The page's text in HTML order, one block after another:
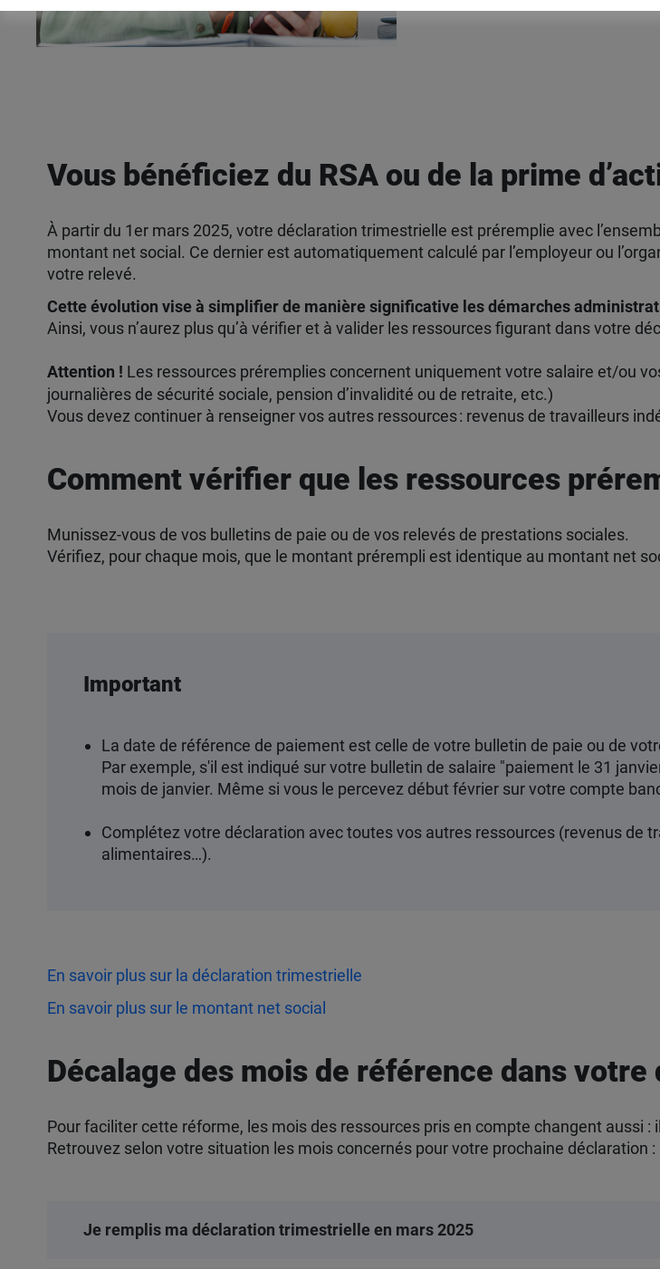
Vous bénéficiez du RSA ou de la prime
À partir du 1er mars 2025, votre déclaration trimestrielle est préremplie avec
montant net social. Ce dernier est automatiquement calculé par l’employeur ou
votre relevé.
Cette évolution vise à simplifier de manière significative les démarches
Ainsi, vous n’aurez plus qu’à vérifier et à valider les ressources figurant dans votre
Attention ! Les ressources préremplies concernent uniquement votre salaire et/ou
journalières de sécurité sociale, pension d’invalidité ou de retraite, etc.)
Vous devez continuer à renseigner vos autres ressources : revenus de travailleurs
Comment vérifier que les ressources
Munissez-vous de vos bulletins de paie ou de vos relevés de prestations sociales.
Vérifiez, pour chaque mois, que le montant prérempli est identique au montant net
Important
La date de référence de paiement est celle de votre bulletin de paie ou de
Par exemple, s'il est indiqué sur votre bulletin de salaire "paiement le 31
mois de janvier. Même si vous le percevez début février sur votre compte
Complétez votre déclaration avec toutes vos autres ressources (revenus de
alimentaires…).
En savoir plus sur la déclaration trimestrielle
En savoir plus sur le montant net social
Décalage des mois de référence dans
Pour faciliter cette réforme, les mois des ressources pris en compte changent aussi :
Retrouvez selon votre situation les mois concernés pour votre prochaine déclaration :
Je remplis ma déclaration trimestrielle en mars 2025